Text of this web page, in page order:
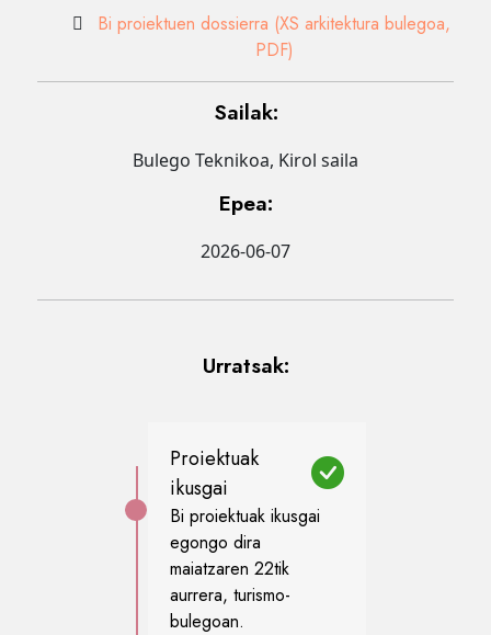
Bi proiektuen dossierra (XS arkitektura bulegoa,
PDF)
Sailak:
Bulego Teknikoa, Kirol saila
Epea:
2026-06-07
Urratsak:
Proiektuak
ikusgai
Bi proiektuak ikusgai
egongo dira
maiatzaren 22tik
aurrera, turismo-
bulegoan.